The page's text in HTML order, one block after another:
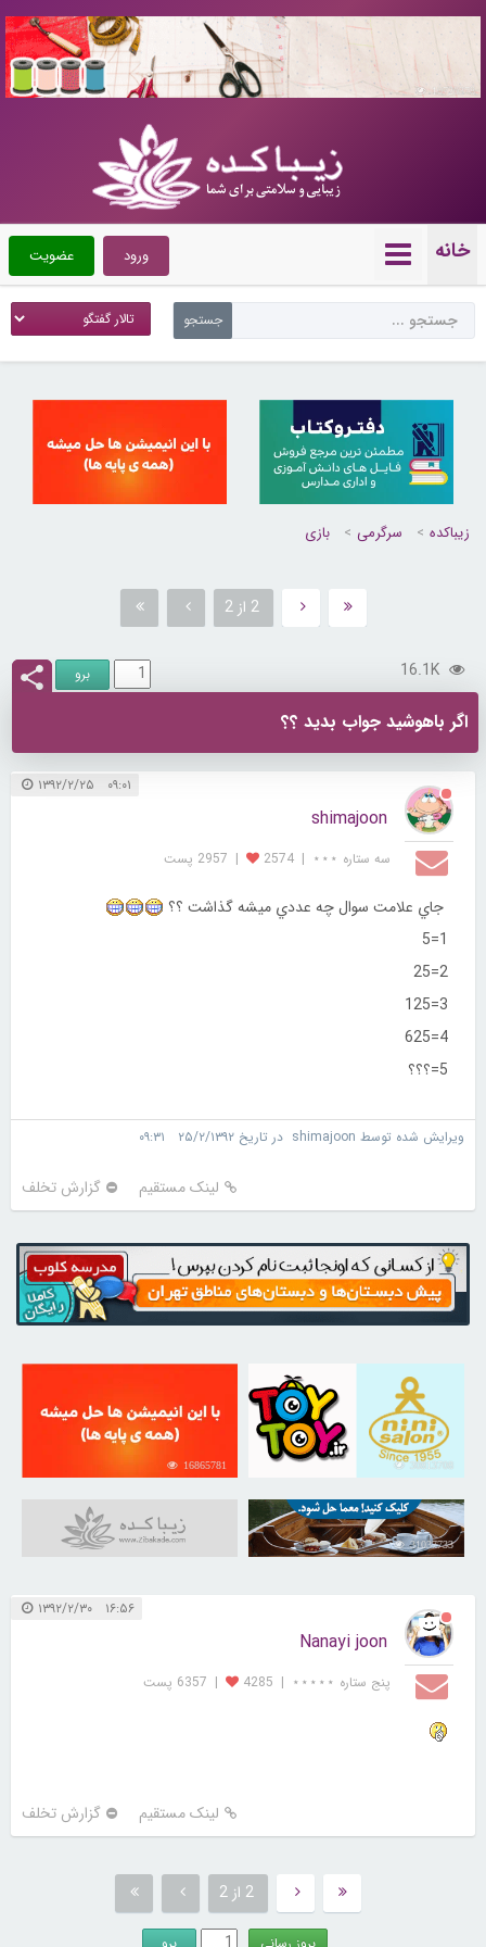
10720378
خانه عضویت ورود
زیباکده سرگرمی بازی
2 از 2
16.1K
اگر باهوشيد جواب بديد ؟؟
۰۹:۰۱ ۱۳۹۲/۲/۲۵
shimajoon
سه ستاره ⋆⋆⋆ |
2574
| 2957 پست
جاي علامت سوال چه عددي ميشه گذاشت ؟؟
1=5
2=25
3=125
4=625
5=؟؟؟
ویرایش شده توسط shimajoon در تاریخ ۲۵/۲/۱۳۹۲ ۰۹:۳۱
لینک مستقیم گزارش تخلف
30813708
16865781
31037733
۱۶:۵۶ ۱۳۹۲/۲/۳۰
Nanayi joon
پنج ستاره ⋆⋆⋆⋆⋆ |
4285
| 6357 پست
لینک مستقیم گزارش تخلف
2 از 2